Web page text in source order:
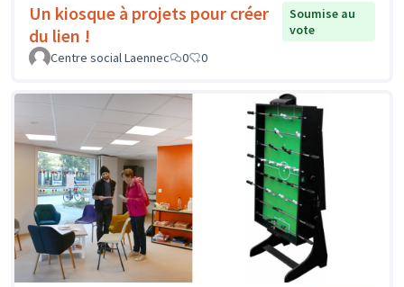
Un kiosque à projets pour créer
du lien !
Soumise au
vote
Centre social Laennec
0 0